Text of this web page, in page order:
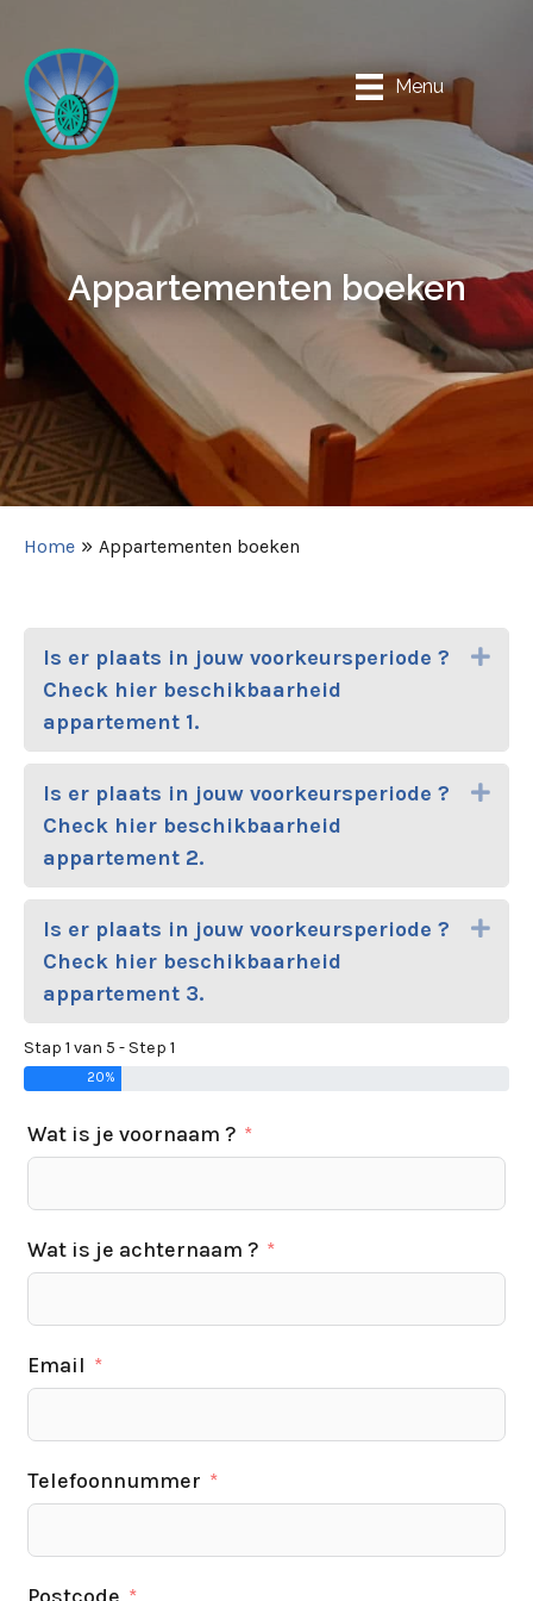
inhoud
Menu
Appartementen boeken
Home » Appartementen boeken
Is er plaats in jouw voorkeursperiode ?
Check hier beschikbaarheid
appartement 1.
Is er plaats in jouw voorkeursperiode ?
Check hier beschikbaarheid
appartement 2.
Is er plaats in jouw voorkeursperiode ?
Check hier beschikbaarheid
appartement 3.
Stap 1 van 5 - Step 1
20%
Wat is je voornaam ?
Wat is je achternaam ?
Email
Telefoonnummer